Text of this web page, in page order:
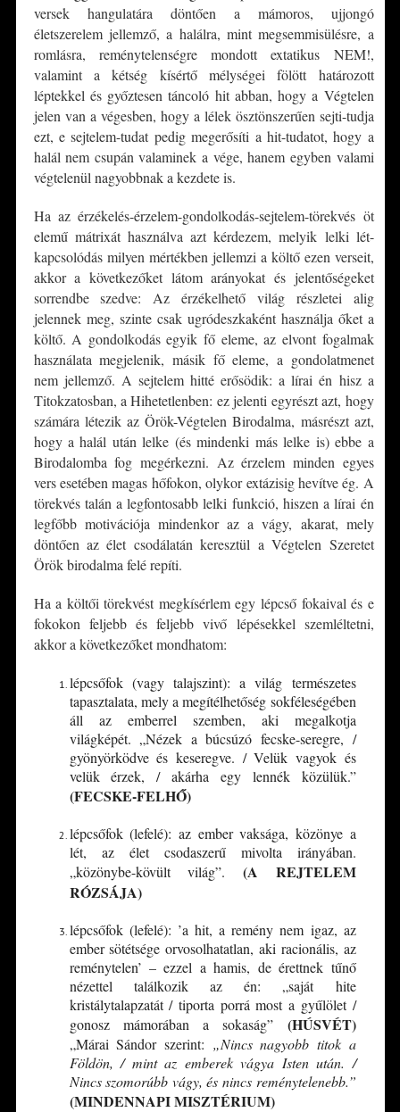
versek hangulatára döntően a mámoros, ujjongó
életszerelem jellemző, a halálra, mint megsemmisülésre, a
romlásra, reménytelenségre mondott extatikus NEM!,
valamint a kétség kísértő mélységei fölött határozott
léptekkel és győztesen táncoló hit abban, hogy a Végtelen
jelen van a végesben, hogy a lélek ösztönszerűen sejti-tudja
ezt, e sejtelem-tudat pedig megerősíti a hit-tudatot, hogy a
halál nem csupán valaminek a vége, hanem egyben valami
végtelenül nagyobbnak a kezdete is.
Ha az érzékelés-érzelem-gondolkodás-sejtelem-törekvés öt
elemű mátrixát használva azt kérdezem, melyik lelki lét-
kapcsolódás milyen mértékben jellemzi a költő ezen verseit,
akkor a következőket látom arányokat és jelentőségeket
sorrendbe szedve: Az érzékelhető világ részletei alig
jelennek meg, szinte csak ugródeszkaként használja őket a
költő. A gondolkodás egyik fő eleme, az elvont fogalmak
használata megjelenik, másik fő eleme, a gondolatmenet
nem jellemző. A sejtelem hitté erősödik: a lírai én hisz a
Titokzatosban, a Hihetetlenben: ez jelenti egyrészt azt, hogy
számára létezik az Örök-Végtelen Birodalma, másrészt azt,
hogy a halál után lelke (és mindenki más lelke is) ebbe a
Birodalomba fog megérkezni. Az érzelem minden egyes
vers esetében magas hőfokon, olykor extázisig hevítve ég. A
törekvés talán a legfontosabb lelki funkció, hiszen a lírai én
legfőbb motivációja mindenkor az a vágy, akarat, mely
döntően az élet csodálatán keresztül a Végtelen Szeretet
Örök birodalma felé repíti.
Ha a költői törekvést megkísérlem egy lépcső fokaival és e
fokokon feljebb és feljebb vivő lépésekkel szemléltetni,
akkor a következőket mondhatom:
lépcsőfok (vagy talajszint): a világ természetes
tapasztalata, mely a megítélhetőség sokféleségében
áll az emberrel szemben, aki megalkotja
világképét. „Nézek a búcsúzó fecske-seregre, /
gyönyörködve és keseregve. / Velük vagyok és
velük érzek, / akárha egy lennék közülük.”
(FECSKE-FELHŐ)
lépcsőfok (lefelé): az ember vaksága, közönye a
lét, az élet csodaszerű mivolta irányában.
„közönybe-kövült világ”. (A REJTELEM
RÓZSÁJA)
lépcsőfok (lefelé): ’a hit, a remény nem igaz, az
ember sötétsége orvosolhatatlan, aki racionális, az
reménytelen’ – ezzel a hamis, de érettnek tűnő
nézettel találkozik az én: „saját hite
kristálytalapzatát / tiporta porrá most a gyűlölet /
gonosz mámorában a sokaság” (HÚSVÉT)
„Márai Sándor szerint: „Nincs nagyobb titok a
Földön, / mint az emberek vágya Isten után. /
Nincs szomorúbb vágy, és nincs reménytelenebb.”
(MINDENNAPI MISZTÉRIUM)